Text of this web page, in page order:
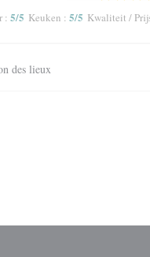
: 5/5 Keuken : 5/5 Kwaliteit /
des lieux